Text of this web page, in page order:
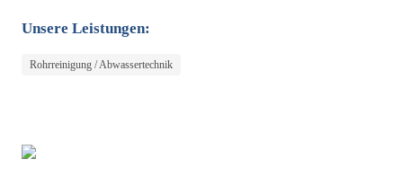
Unsere Leistungen:
Rohrreinigung / Abwassertechnik